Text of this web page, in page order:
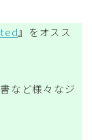
』をオスス
など様々なジ